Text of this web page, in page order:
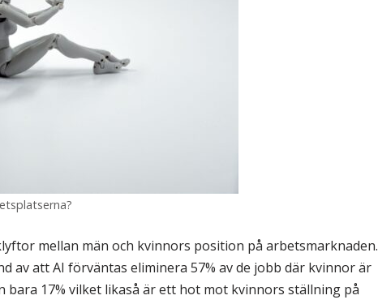
mellan män och kvinnors position på arbetsmarknaden.
av att AI förväntas eliminera 57% av de jobb där kvinnor är
17% vilket likaså är ett hot mot kvinnors ställning på